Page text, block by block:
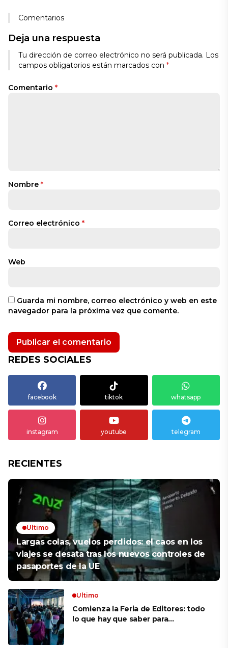
Comentarios
Deja una respuesta
Tu dirección de correo electrónico no será publicada. Los
campos obligatorios están marcados con *
Comentario *
Nombre *
Correo electrónico *
Web
Guarda mi nombre, correo electrónico y web en este
navegador para la próxima vez que comente.
REDES SOCIALES
facebook tiktok whatsapp
instagram youtube telegram
RECIENTES
Ultimo
Largas colas, vuelos perdidos: el caos en los
viajes se desata tras los nuevos controles de
pasaportes de la UE
Ultimo
Comienza la Feria de Editores: todo
lo que hay que saber para